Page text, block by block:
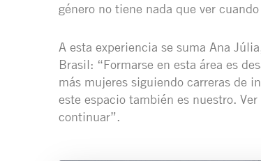
género no tiene nada que ver
A esta experiencia se suma Ana
Brasil: “Formarse en esta área es
más mujeres siguiendo carreras de
este espacio también es nuestro.
continuar”.